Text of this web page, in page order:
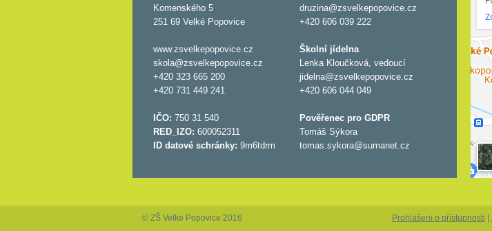
Komenského 5
251 69 Velké Popovice
www.zsvelkepopovice.cz
skola@zsvelkepopovice.cz
+420 323 665 200
+420 731 449 241
IČO:750 31 540
RED_IZO: 600052311
ID datové schránky:9m6tdrm
druzina@zsvelkepopovice.cz
+420 606 039 222
Školní jídelna
Lenka Kloučková, vedoucí
jidelna@zsvelkepopovice.cz
+420 606 044 049
Pověřenec pro GDPR
Tomáš Sýkora
tomas.sykora@sumanet.cz
© ZŠ Velké Popovice 2016 Prohlášení o přístupnosti